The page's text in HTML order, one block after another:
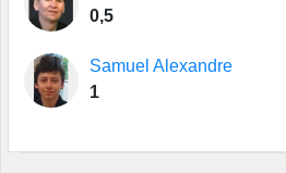
0,5
Samuel Alexandre
1